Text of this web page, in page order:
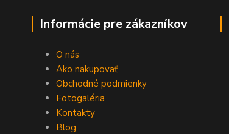
Informácie pre zákazníkov
O nás
Ako nakupovať
Obchodné podmienky
Fotogaléria
Kontakty
Blog